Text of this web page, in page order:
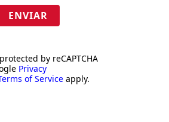
ENVIAR
by reCAPTCHA
Privacy
of Service apply.